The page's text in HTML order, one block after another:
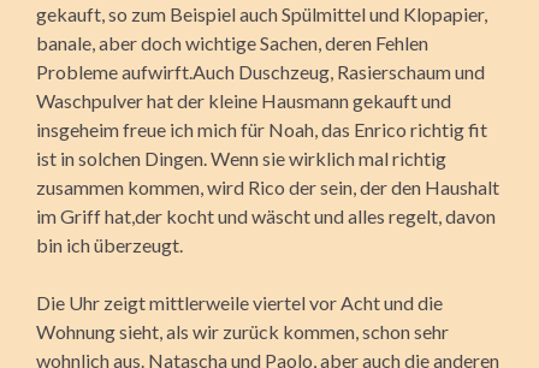
gekauft, so zum Beispiel auch Spülmittel und Klopapier,
banale, aber doch wichtige Sachen, deren Fehlen
Probleme aufwirft.Auch Duschzeug, Rasierschaum und
Waschpulver hat der kleine Hausmann gekauft und
insgeheim freue ich mich für Noah, das Enrico richtig fit
ist in solchen Dingen. Wenn sie wirklich mal richtig
zusammen kommen, wird Rico der sein, der den Haushalt
im Griff hat,der kocht und wäscht und alles regelt, davon
bin ich überzeugt.
Die Uhr zeigt mittlerweile viertel vor Acht und die
Wohnung sieht, als wir zurück kommen, schon sehr
wohnlich aus. Natascha und Paolo, aber auch die anderen